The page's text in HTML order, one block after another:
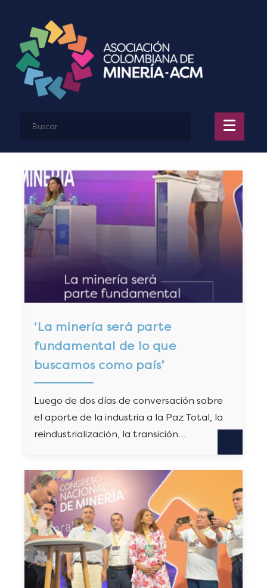
‘La minería será parte
fundamental de lo que
buscamos como país’
Luego de dos días de conversación sobre
el aporte de la industria a la Paz Total, la
reindustrialización, la transición…